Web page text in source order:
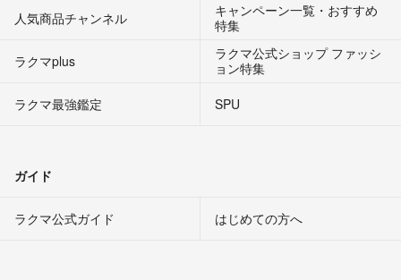
人気商品チャンネル
キャンペーン一覧・おすすめ
特集
ラクマplus
ラクマ公式ショップ ファッシ
ョン特集
ラクマ最強鑑定
SPU
ガイド
ラクマ公式ガイド はじめての方へ